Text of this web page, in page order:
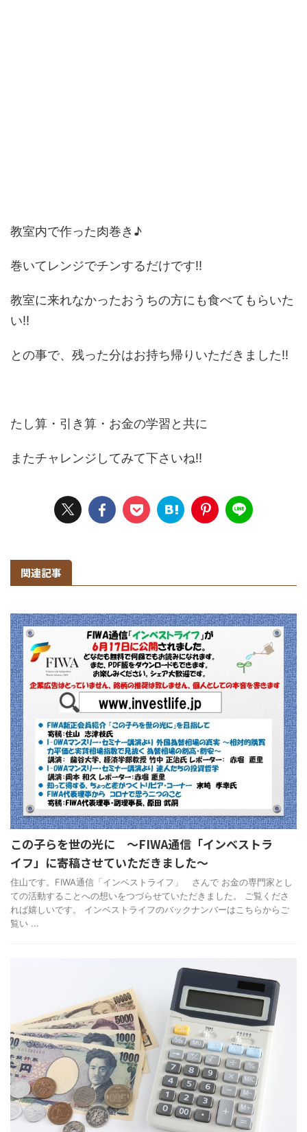
教室内で作った肉巻き♪
巻いてレンジでチンするだけです!!
教室に来れなかったおうちの方にも食べてもらいた
い!!
との事で、残った分はお持ち帰りいただきました!!
たし算・引き算・お金の学習と共に
またチャレンジしてみて下さいね!!
関連記事
この子らを世の光に ～FIWA通信「インベストラ
イフ」に寄稿させていただきました～
住山です。FIWA通信「インベストライフ」 さんで お金の専門家とし
ての活動することへの想いをつづらせていただきました。 ご覧くださ
れば嬉しいです。 インベストライフのバックナンバーはこちらからご
覧い ...